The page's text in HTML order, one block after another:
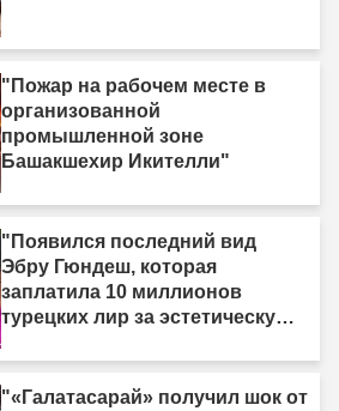
"Пожар на рабочем месте в
организованной
промышленной зоне
Башакшехир Икителли"
"Появился последний вид
Эбру Гюндеш, которая
заплатила 10 миллионов
турецких лир за эстетическую
"«Галатасарай» получил шок от